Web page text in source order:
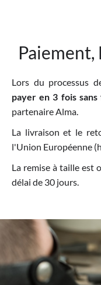
Lors du processus
payer en 3 fois sans
partenaire Alma.
La livraison et le
l'Union Européenne
La remise à taille est
délai de 30 jours.